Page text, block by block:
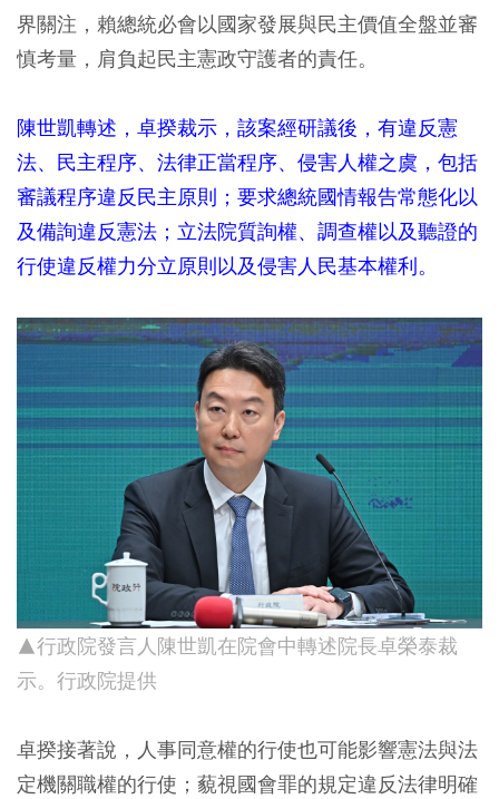
界關注，賴總統必會以國家發展與民主價值全盤並審
慎考量，肩負起民主憲政守護者的責任。
陳世凱轉述，卓揆裁示，該案經研議後，有違反憲
法、民主程序、法律正當程序、侵害人權之虞，包括
審議程序違反民主原則；要求總統國情報告常態化以
及備詢違反憲法；立法院質詢權、調查權以及聽證的
行使違反權力分立原則以及侵害人民基本權利。
▲行政院發言人陳世凱在院會中轉述院長卓榮泰裁
示。行政院提供
卓揆接著說，人事同意權的行使也可能影響憲法與法
定機關職權的行使；藐視國會罪的規定違反法律明確